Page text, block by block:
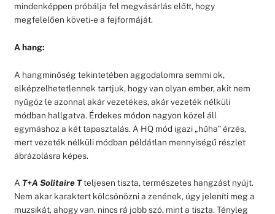
mindenképpen próbálja fel megvásárlás előtt, hogy
megfelelően követi-e a fejformáját.
A hang:
A hangminőség tekintetében aggodalomra semmi ok,
elképzelhetetlennek tartjuk, hogy van olyan ember, akit nem
nyűgöz le azonnal akár vezetékes, akár vezeték nélküli
módban hallgatva. Érdekes módon nagyon közel áll
egymáshoz a két tapasztalás. A HQ mód igazi „hűha” érzés,
mert vezeték nélküli módban példátlan mennyiségű részlet
ábrázolásra képes.
A T+A Solitaire Tteljesen tiszta, természetes hangzást nyújt.
Nem akar karaktert kölcsönözni a zenének, úgy jeleníti meg a
muzsikát, ahogy van. nincs rá jobb szó, mint a tiszta. Tényleg